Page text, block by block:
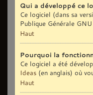
Qui a développé ce
Ce logiciel (dans sa
Publique Générale
Haut
Pourquoi la
Ce logiciel a été
Ideas (en anglais) où
Haut